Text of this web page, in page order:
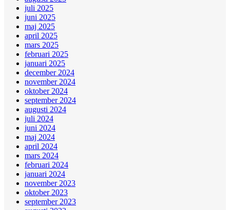
juli 2025
juni 2025
maj 2025
april 2025
mars 2025
februari 2025
januari 2025
december 2024
november 2024
oktober 2024
september 2024
augusti 2024
juli 2024
juni 2024
maj 2024
april 2024
mars 2024
februari 2024
januari 2024
november 2023
oktober 2023
september 2023